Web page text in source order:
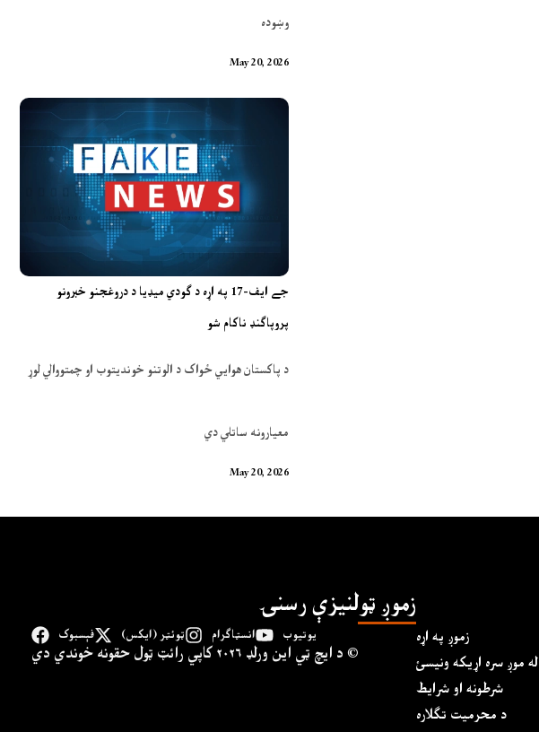
وښوده
May 20, 2026
جے ایف-17 په اړه د ګودي میډیا د دروغجنو خبرونو
پروپاګنډ ناکام شو
د پاکستان هوایي ځواک د الوتنو خوندیتوب او چمتووالي لوړ
معیارونه ساتلي دي
May 20, 2026
زموږ په اړه
له موږ سره اړیکه ونیسئ
شرطونه او شرایط
د محرمیت تګلاره
زموږ ټولنیزې رسنۍ
فېسبوک ټوئټر (ایکس) انسټاګرام یوتیوب
د ايچ ټي اين وﺭلډ ۲۰۲۶ کاپي ﺭائټ ټول حقونه خوندي دي ©